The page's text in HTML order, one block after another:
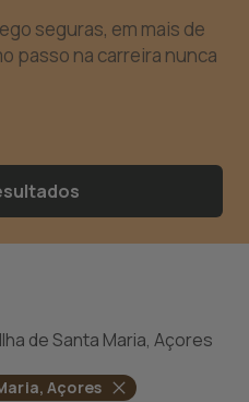
seguras, em mais de
passo na carreira nunca
de Santa Maria, Açores
Açores